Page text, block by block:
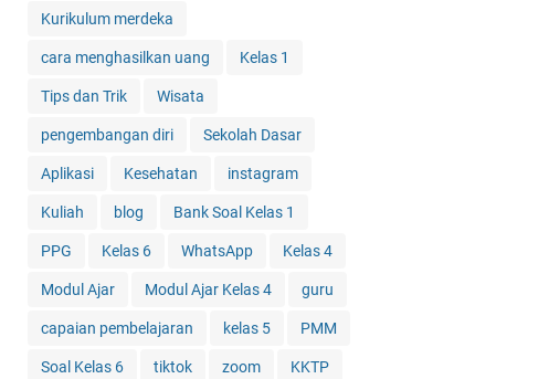
Kurikulum merdeka
cara menghasilkan uang Kelas 1
Tips dan Trik Wisata
pengembangan diri Sekolah Dasar
Aplikasi Kesehatan instagram
Kuliah blog Bank Soal Kelas 1
PPG Kelas 6 WhatsApp Kelas 4
Modul Ajar Modul Ajar Kelas 4 guru
capaian pembelajaran kelas 5 PMM
Soal Kelas 6 tiktok zoom KKTP